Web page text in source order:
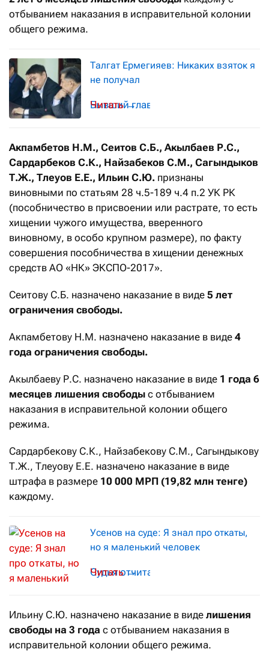
отбыванием наказания в исправительной колонии
общего режима.
Талгат Ермегияев: Никаких взяток я
не получал
Бывший глава национальной
→
Акпамбетов Н.М., Сеитов С.Б., Акылбаев Р.С.,
Сардарбеков С.К., Найзабеков С.М., Сагындыков
Т.Ж., Тлеуов Е.Е., Ильин С.Ю. признаны
виновными по статьям 28 ч.5-189 ч.4 п.2 УК РК
(пособничество в присвоении или растрате, то есть
хищении чужого имущества, вверенного
виновному, в особо крупном размере), по факту
совершения пособничества в хищении денежных
средств АО «НК» ЭКСПО-2017».
Сеитову С.Б. назначено наказание в виде 5 лет
ограничения свободы.
Акпамбетову Н.М. назначено наказание в виде 4
года ограничения свободы.
Акылбаеву Р.С. назначено наказание в виде 1 года 6
месяцев лишения свободы с отбыванием
наказания в исправительной колонии общего
режима.
Сардарбекову С.К., Найзабекову С.М., Сагындыкову
Т.Ж., Тлеуову Е.Е. назначено наказание в виде
штрафа в размере 10 000 МРП (19,82 млн тенге)
каждому.
Усенов на суде: Я знал про откаты,
но я маленький человек
Судья отчитал Ермегияева за смех
→
Ильину С.Ю. назначено наказание в виде лишения
свободы на 3 года с отбыванием наказания в
исправительной колонии общего режима.